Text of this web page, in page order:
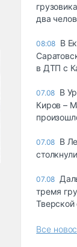
два
08:08 В
в ДТП с
07.08 В
Киров –
07.08 В
07.08
тремя
Тверской
Все